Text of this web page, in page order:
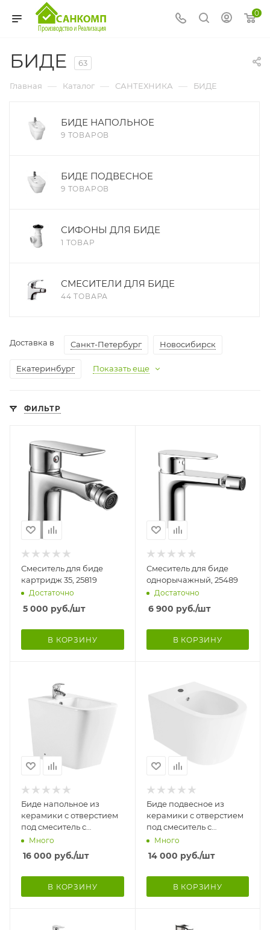
0
БИДЕ 63
Главная — Каталог — САНТЕХНИКА — БИДЕ
БИДЕ НАПОЛЬНОЕ
9 ТОВАРОВ
БИДЕ ПОДВЕСНОЕ
9 ТОВАРОВ
СИФОНЫ ДЛЯ БИДЕ
1 ТОВАР
СМЕСИТЕЛИ ДЛЯ БИДЕ
44 ТОВАРА
Доставка в Санкт-Петербург Новосибирск
Екатеринбург Показать еще
ФИЛЬТР
Смеситель для биде
картридж 35, 25819
Достаточно
5 000 руб./шт
В КОРЗИНУ
Смеситель для биде
однорычажный, 25489
Достаточно
6 900 руб./шт
В КОРЗИНУ
Биде напольное из
керамики с отверстием
под смеситель с
переливом 360х545х410
Много
16 000 руб./шт
В КОРЗИНУ
Биде подвесное из
керамики с отверстием
под смеситель с
переливом
(360х530х375), 25237
Много
14 000 руб./шт
В КОРЗИНУ